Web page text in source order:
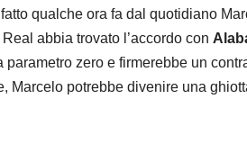
qualche ora fa dal quotidiano
abbia trovato l’accordo con
parametro zero e firmerebbe un
Marcelo potrebbe divenire una